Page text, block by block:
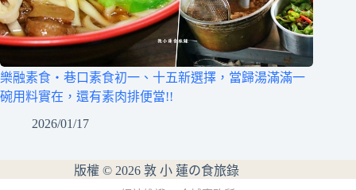
樂融素食‧巷口素食初一、十五新選擇，當歸湯滿滿一
碗用料實在，還有素肉排便當!!
2026/01/17
版權 © 2026 敦 小 蓮の食旅錄